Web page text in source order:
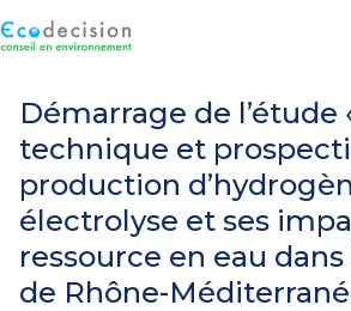
Démarrage de l’étude
technique et
production
électrolyse et ses
ressource en eau
de Rhône-